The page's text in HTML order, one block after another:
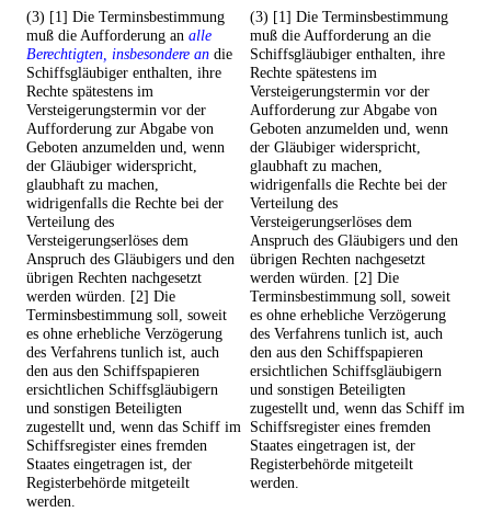
(3) [1] Die Terminsbestimmung
muß die Aufforderung an alle
Berechtigten, insbesondere an die
Schiffsgläubiger enthalten, ihre
Rechte spätestens im
Versteigerungstermin vor der
Aufforderung zur Abgabe von
Geboten anzumelden und, wenn
der Gläubiger widerspricht,
glaubhaft zu machen,
widrigenfalls die Rechte bei der
Verteilung des
Versteigerungserlöses dem
Anspruch des Gläubigers und den
übrigen Rechten nachgesetzt
werden würden. [2] Die
Terminsbestimmung soll, soweit
es ohne erhebliche Verzögerung
des Verfahrens tunlich ist, auch
den aus den Schiffspapieren
ersichtlichen Schiffsgläubigern
und sonstigen Beteiligten
zugestellt und, wenn das Schiff im
Schiffsregister eines fremden
Staates eingetragen ist, der
Registerbehörde mitgeteilt
werden.
(3) [1] Die Terminsbestimmung
muß die Aufforderung an die
Schiffsgläubiger enthalten, ihre
Rechte spätestens im
Versteigerungstermin vor der
Aufforderung zur Abgabe von
Geboten anzumelden und, wenn
der Gläubiger widerspricht,
glaubhaft zu machen,
widrigenfalls die Rechte bei der
Verteilung des
Versteigerungserlöses dem
Anspruch des Gläubigers und den
übrigen Rechten nachgesetzt
werden würden. [2] Die
Terminsbestimmung soll, soweit
es ohne erhebliche Verzögerung
des Verfahrens tunlich ist, auch
den aus den Schiffspapieren
ersichtlichen Schiffsgläubigern
und sonstigen Beteiligten
zugestellt und, wenn das Schiff im
Schiffsregister eines fremden
Staates eingetragen ist, der
Registerbehörde mitgeteilt
werden.